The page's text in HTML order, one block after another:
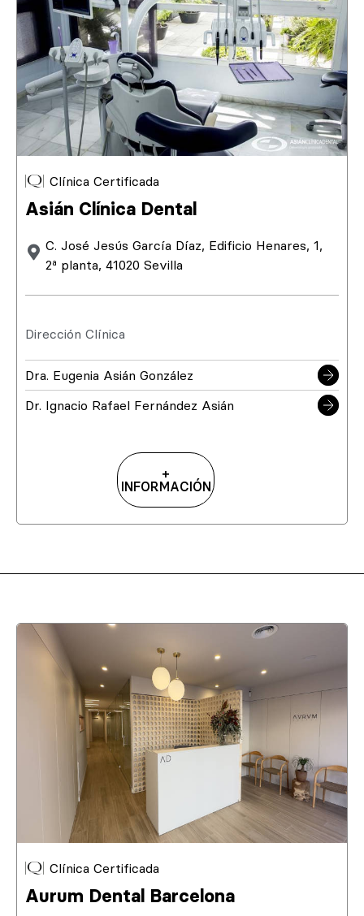
Clínica Certificada
Asián Clínica Dental
C. José Jesús García Díaz, Edificio Henares, 1,
2ª planta, 41020 Sevilla
Dirección Clínica
Dra. Eugenia Asián González
Dr. Ignacio Rafael Fernández Asián
+
INFORMACIÓN
Clínica Certificada
Aurum Dental Barcelona